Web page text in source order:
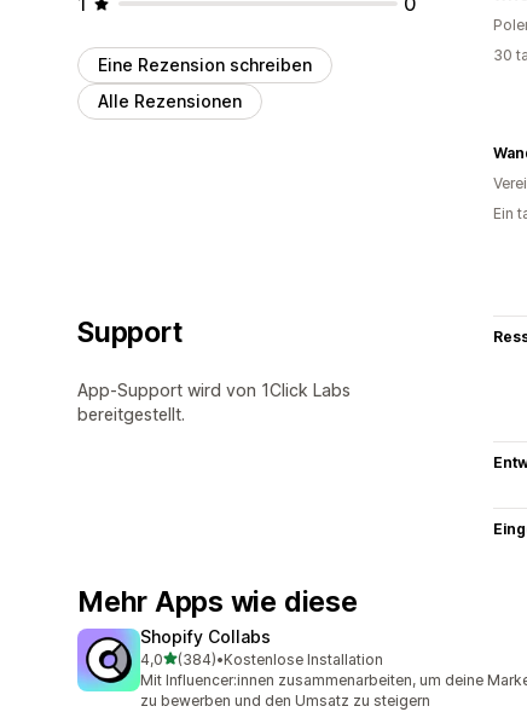
Eine Rezension schreiben
Alle Rezensionen
30
Ein
Support
App-Support wird von 1Click Labs
bereitgestellt.
Mehr Apps wie diese
Shopify Collabs
4,0von 5 Sternen
(384)
384 Rezensionen insgesamt
•Kostenlose Installation
Mit Influencer:innen zusammenarbeiten, um deine
zu bewerben und den Umsatz zu steigern